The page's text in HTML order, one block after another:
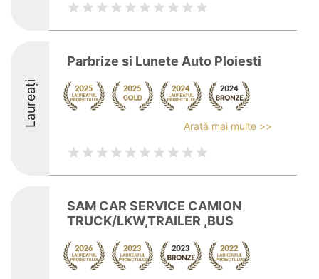
Laureați
Parbrize si Lunete Auto Ploiesti
Arată mai multe >>
SAM CAR SERVICE CAMION
TRUCK/LKW,TRAILER ,BUS